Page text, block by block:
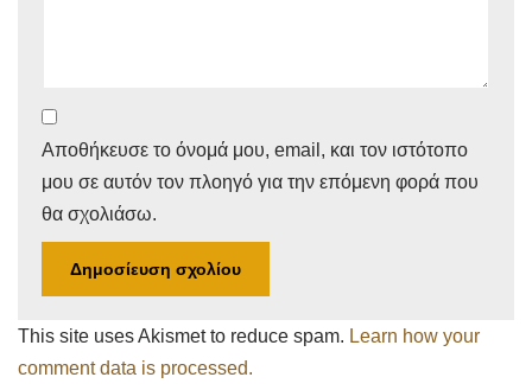
Αποθήκευσε το όνομά μου, email, και τον ιστότοπο
μου σε αυτόν τον πλοηγό για την επόμενη φορά που
θα σχολιάσω.
This site uses Akismet to reduce spam. Learn how your
comment data is processed.